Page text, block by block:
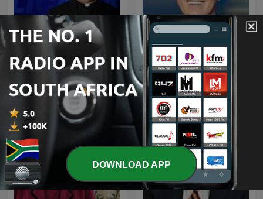
Conozca primero su fe
católica
World Over
DOWNLOAD APP